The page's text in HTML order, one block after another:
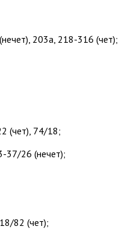
203а, 218-316 (чет);
(чет), 74/18;
37/26 (нечет);
82 (чет);